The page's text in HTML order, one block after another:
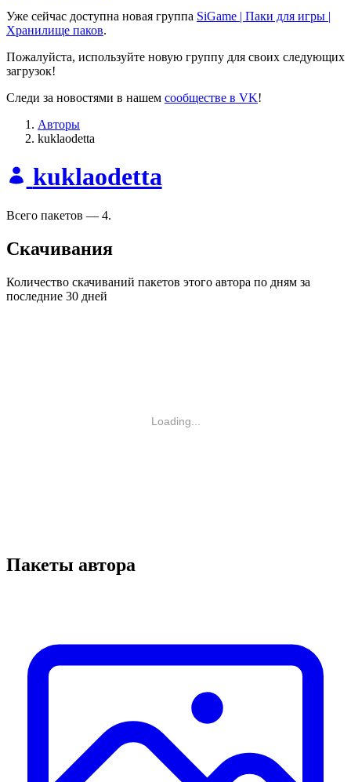
Уже сейчас доступна новая группа SiGame | Паки для игры |
Хранилище паков.
Пожалуйста, используйте новую группу для своих следующих
загрузок!
Следи за новостями в нашем сообществе в VK!
Авторы
kuklaodetta
kuklaodetta
Всего пакетов — 4.
Скачивания
Количество скачиваний пакетов этого автора по дням за
последние 30 дней
Loading...
Пакеты автора